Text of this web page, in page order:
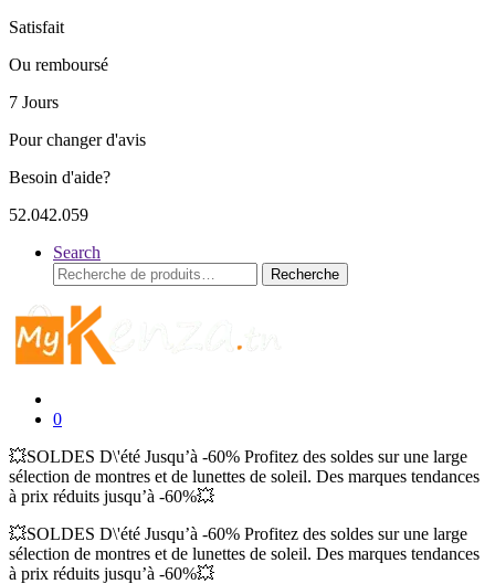
Satisfait
Ou remboursé
7 Jours
Pour changer d'avis
Besoin d'aide?
52.042.059
Search
Recherche
pour :
Recherche
0
💥SOLDES D\'été Jusqu’à -60% Profitez des soldes sur une large
sélection de montres et de lunettes de soleil. Des marques tendances
à prix réduits jusqu’à -60%💥
💥SOLDES D\'été Jusqu’à -60% Profitez des soldes sur une large
sélection de montres et de lunettes de soleil. Des marques tendances
à prix réduits jusqu’à -60%💥